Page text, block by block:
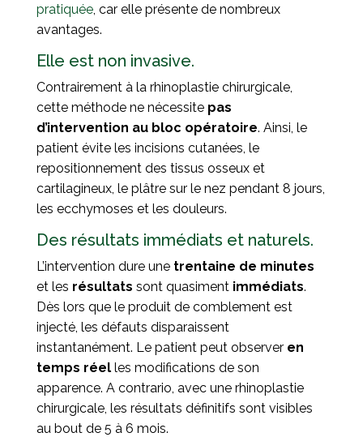
pratiquée, car elle présente de nombreux
avantages.
Elle est non invasive.
Contrairement à la rhinoplastie chirurgicale,
cette méthode ne nécessite pas
d’intervention au bloc opératoire. Ainsi, le
patient évite les incisions cutanées, le
repositionnement des tissus osseux et
cartilagineux, le plâtre sur le nez pendant 8 jours,
les ecchymoses et les douleurs.
Des résultats immédiats et naturels.
L’intervention dure une trentaine de minutes
et les résultats sont quasiment immédiats.
Dès lors que le produit de comblement est
injecté, les défauts disparaissent
instantanément. Le patient peut observer en
temps réelles modifications de son
apparence. A contrario, avec une rhinoplastie
chirurgicale, les résultats définitifs sont visibles
au bout de 5 à 6 mois.